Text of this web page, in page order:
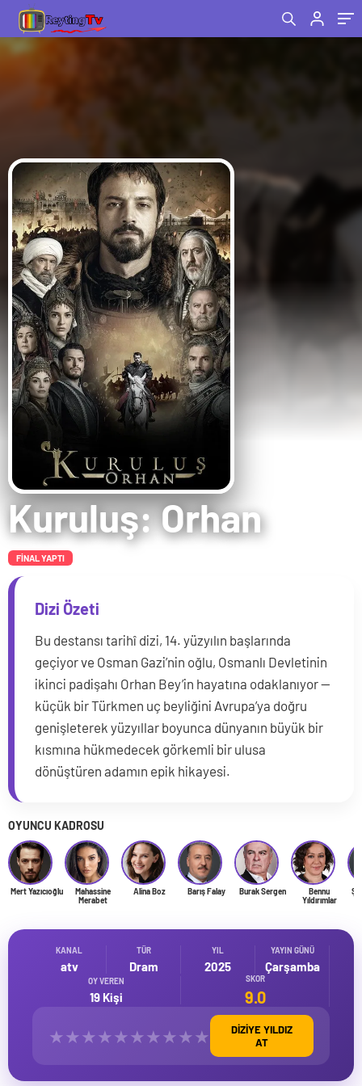
Kuruluş: Orhan
FİNAL YAPTI
Dizi Özeti
Bu destansı tarihî dizi, 14. yüzyılın başlarında
geçiyor ve Osman Gazi’nin oğlu, Osmanlı Devletinin
ikinci padişahı Orhan Bey’in hayatına odaklanıyor —
küçük bir Türkmen uç beyliğini Avrupa’ya doğru
genişleterek yüzyıllar boyunca dünyanın büyük bir
kısmına hükmedecek görkemli bir ulusa
dönüştüren adamın epik hikayesi.
OYUNCU KADROSU
Mert Yazıcıoğlu
Mahassine
Merabet
Alina Boz Barış Falay Burak Sergen
Bennu
Yıldırımlar
KANAL
atv
TÜR
Dram
YIL
2025
YAYIN GÜNÜ
Çarşamba
OY VEREN
19 Kişi
SKOR
9.0
★★★★★★★★★★
DİZİYE YILDIZ
AT